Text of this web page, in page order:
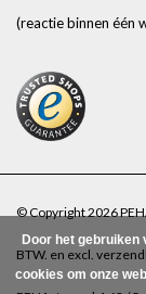
(reactie binnen één
© Copyright 2026
BTW. en excl.
Door het gebruiken
cookies om onze